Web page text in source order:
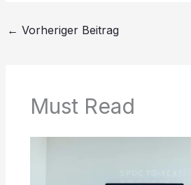
← Vorheriger Beitrag
Must Read